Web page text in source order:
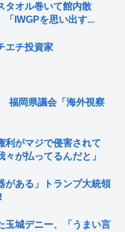
タオル巻いて館内散
IWGPを思い出す...
エチ投資家
福岡県議会「海外視察
利がマジで侵害されて
が払ってるんだと」
がある」トランプ大統領
玉城デニー、「うまい言